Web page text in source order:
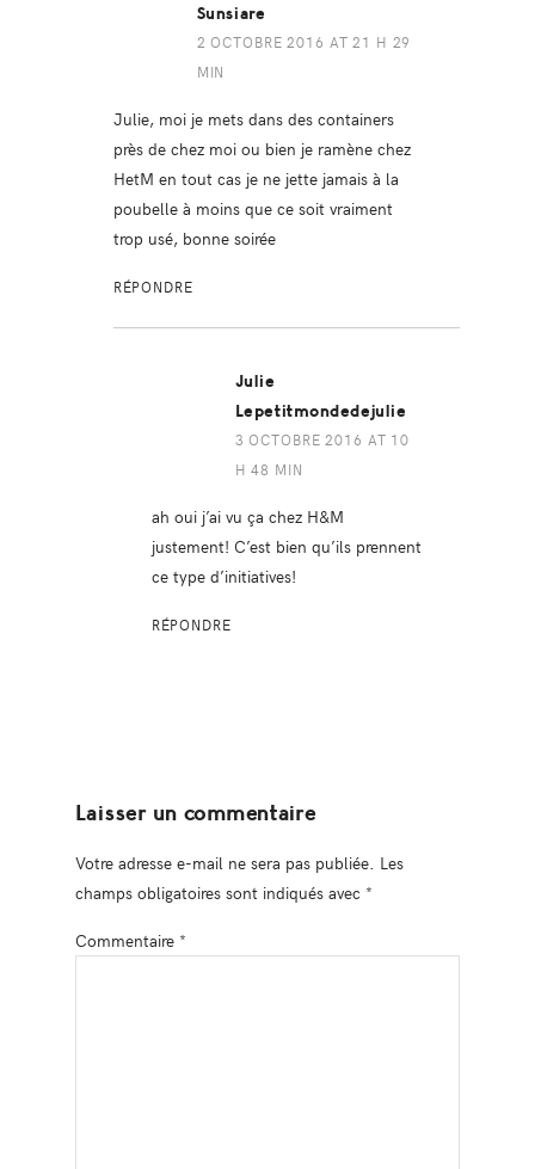
Sunsiare
2 OCTOBRE 2016 AT 21 H 29
MIN
Julie, moi je mets dans des containers
près de chez moi ou bien je ramène chez
HetM en tout cas je ne jette jamais à la
poubelle à moins que ce soit vraiment
trop usé, bonne soirée
RÉPONDRE
Julie
Lepetitmondedejulie
3 OCTOBRE 2016 AT 10
H 48 MIN
ah oui j’ai vu ça chez H&M
justement! C’est bien qu’ils prennent
ce type d’initiatives!
RÉPONDRE
Laisser un commentaire
Votre adresse e-mail ne sera pas publiée. Les
champs obligatoires sont indiqués avec *
Commentaire *